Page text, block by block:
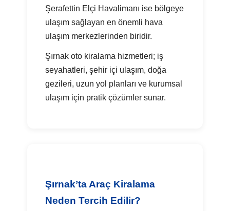
Şerafettin Elçi Havalimanı ise bölgeye
ulaşım sağlayan en önemli hava
ulaşım merkezlerinden biridir.
Şırnak oto kiralama hizmetleri; iş
seyahatleri, şehir içi ulaşım, doğa
gezileri, uzun yol planları ve kurumsal
ulaşım için pratik çözümler sunar.
Şırnak’ta Araç Kiralama
Neden Tercih Edilir?